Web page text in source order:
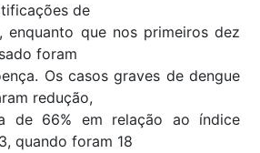
de
enquanto que nos primeiros dez
foram
Os casos graves de dengue
redução,
de 66% em relação ao índice
quando foram 18